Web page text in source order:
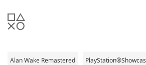
Alan Wake Remastered